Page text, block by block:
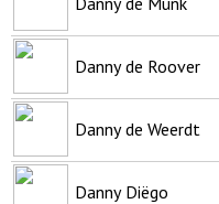
Danny de Roover
Danny de Weerdt
Danny Diëgo